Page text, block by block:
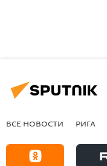
ВСЕ НОВОСТИ РИГА